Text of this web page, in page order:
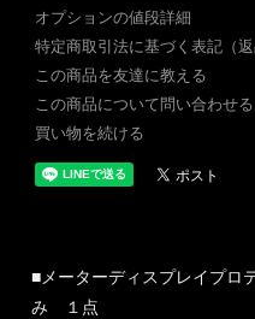
オプションの値段詳細
特定商取引法に基づく表記（返
この商品を友達に教える
この商品について問い合わせる
買い物を続ける
■メーターディスプレイプ
み １点